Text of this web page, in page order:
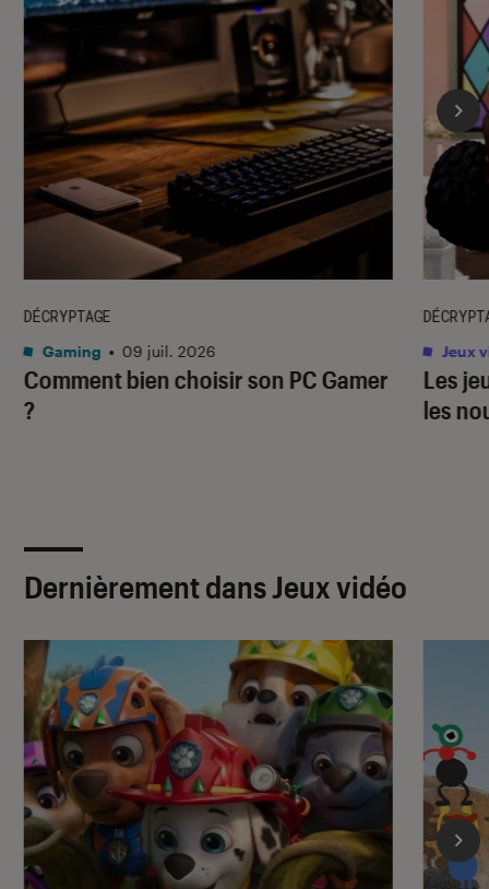
Comment bien choisir son PC Gamer
?
DÉCRYPTAGE
Gaming • 09 juil. 2026
Les
les
Jeux
Dernièrement dans Jeux vidéo